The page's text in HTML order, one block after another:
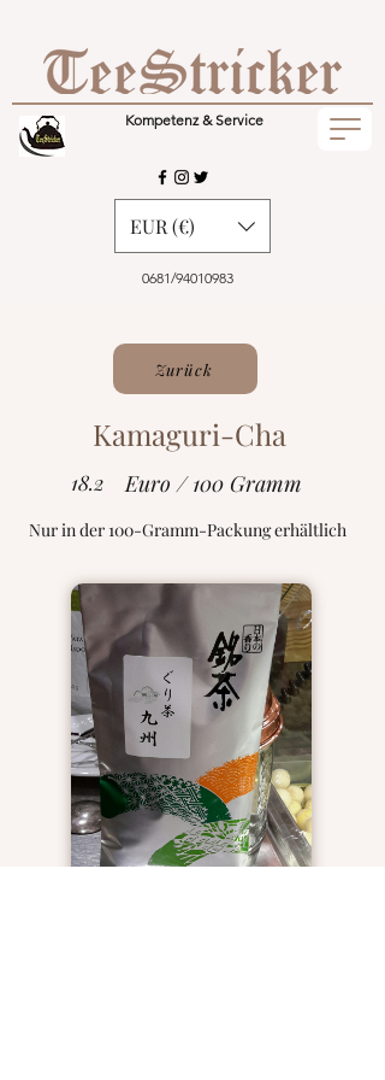
Kompetenz & Service
0681/94010983
EUR (€)
Zurück
Kamaguri-Cha
18.2 Euro / 100 Gramm
Nur in der 100-Gramm-Packung erhältlich